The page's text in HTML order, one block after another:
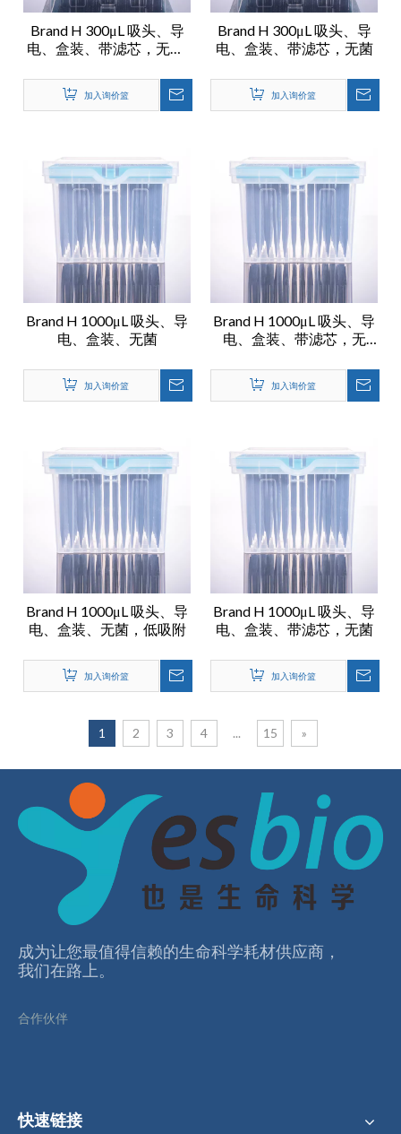
Brand H 300μL 吸头、导
电、盒装、带滤芯，无菌,
加入询价篮
Brand H 300μL 吸头、导
电、盒装、带滤芯，无菌
加入询价篮
Brand H 1000μL 吸头、导
电、盒装、无菌
加入询价篮
Brand H 1000μL 吸头、导
电、盒装、带滤芯，无
加入询价篮
Brand H 1000μL 吸头、导
电、盒装、无菌，低吸附
加入询价篮
Brand H 1000μL 吸头、导
电、盒装、带滤芯，无菌
加入询价篮
1 2 3 4 ... 15 »
成为让您最值得信赖的⽣命科学耗材供应商，
我们在路上。
合作伙伴
快速链接